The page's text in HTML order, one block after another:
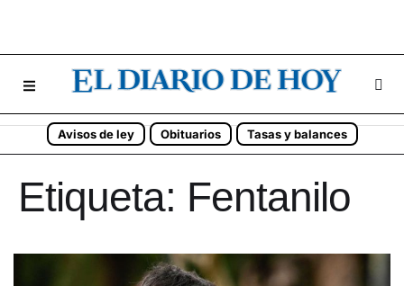
Avisos de ley Obituarios Tasas y balances
Etiqueta: Fentanilo